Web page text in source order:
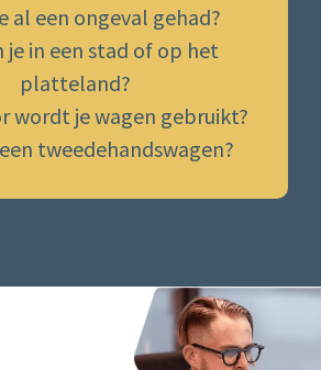
al een ongeval gehad?
je in een stad of op het
platteland?
wordt je wagen gebruikt?
tweedehandswagen?